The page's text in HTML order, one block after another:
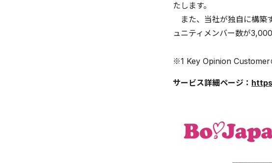
たします。
また、当社が独自に構築
ュニティメンバー数が
※1 Key Opinion Customer
サービス詳細ページ：